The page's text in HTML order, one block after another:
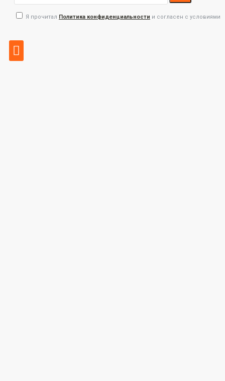
Я прочитал Политика конфиденциальности и согласен с условиями